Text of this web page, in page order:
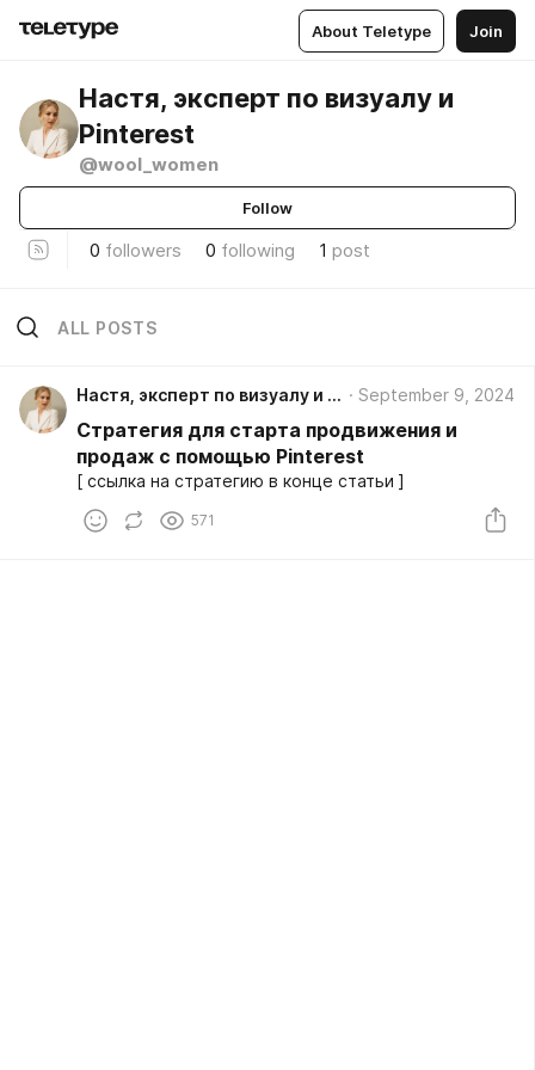
About Teletype Join
Настя, эксперт по визуалу и
Pinterest
@wool_women
Follow
0 followers 0 following 1 post
ALL POSTS
Настя, эксперт по визуалу и Pinterest September 9, 2024
Стратегия для старта продвижения и
продаж с помощью Pinterest
[ ссылка на стратегию в конце статьи ]
571